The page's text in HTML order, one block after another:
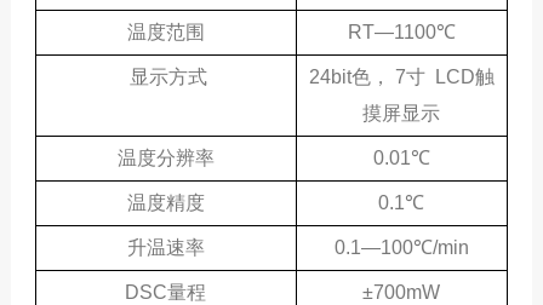
温度范围 RT—1100℃
显示方式
24bit色， 7寸 LCD触
摸屏显示
温度分辨率 0.01℃
温度精度 0.1℃
升温速率 0.1—100℃/min
DSC量程 ±700mW